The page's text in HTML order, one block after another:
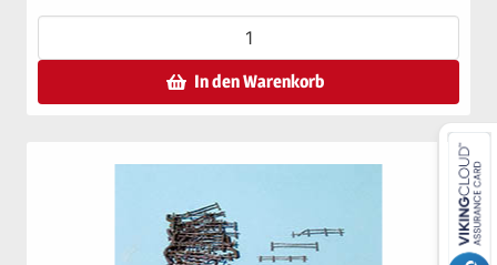
In den Warenkorb